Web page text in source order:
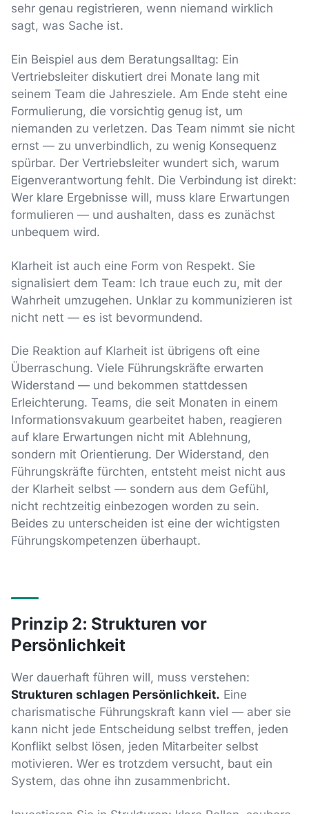
sehr genau registrieren, wenn niemand wirklich
sagt, was Sache ist.
Ein Beispiel aus dem Beratungsalltag: Ein
Vertriebsleiter diskutiert drei Monate lang mit
seinem Team die Jahresziele. Am Ende steht eine
Formulierung, die vorsichtig genug ist, um
niemanden zu verletzen. Das Team nimmt sie nicht
ernst — zu unverbindlich, zu wenig Konsequenz
spürbar. Der Vertriebsleiter wundert sich, warum
Eigenverantwortung fehlt. Die Verbindung ist direkt:
Wer klare Ergebnisse will, muss klare Erwartungen
formulieren — und aushalten, dass es zunächst
unbequem wird.
Klarheit ist auch eine Form von Respekt. Sie
signalisiert dem Team: Ich traue euch zu, mit der
Wahrheit umzugehen. Unklar zu kommunizieren ist
nicht nett — es ist bevormundend.
Die Reaktion auf Klarheit ist übrigens oft eine
Überraschung. Viele Führungskräfte erwarten
Widerstand — und bekommen stattdessen
Erleichterung. Teams, die seit Monaten in einem
Informationsvakuum gearbeitet haben, reagieren
auf klare Erwartungen nicht mit Ablehnung,
sondern mit Orientierung. Der Widerstand, den
Führungskräfte fürchten, entsteht meist nicht aus
der Klarheit selbst — sondern aus dem Gefühl,
nicht rechtzeitig einbezogen worden zu sein.
Beides zu unterscheiden ist eine der wichtigsten
Führungskompetenzen überhaupt.
Prinzip 2: Strukturen vor
Persönlichkeit
Wer dauerhaft führen will, muss verstehen:
Strukturen schlagen Persönlichkeit. Eine
charismatische Führungskraft kann viel — aber sie
kann nicht jede Entscheidung selbst treffen, jeden
Konflikt selbst lösen, jeden Mitarbeiter selbst
motivieren. Wer es trotzdem versucht, baut ein
System, das ohne ihn zusammenbricht.